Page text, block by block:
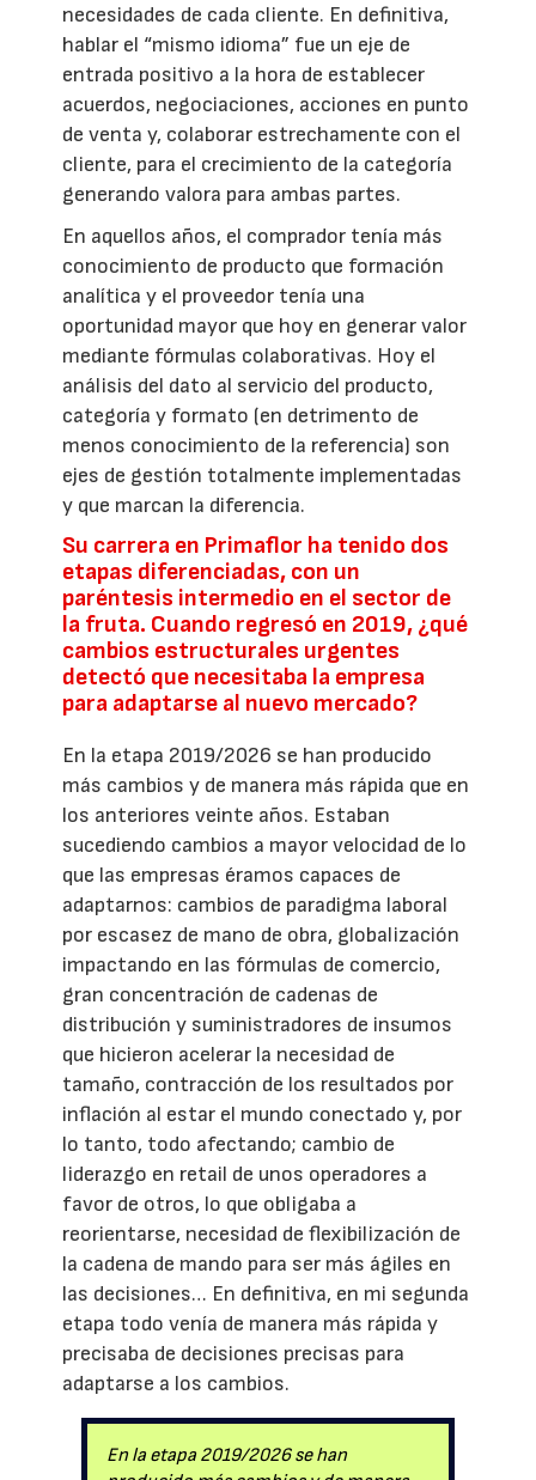
necesidades de cada cliente. En definitiva,
hablar el “mismo idioma” fue un eje de
entrada positivo a la hora de establecer
acuerdos, negociaciones, acciones en punto
de venta y, colaborar estrechamente con el
cliente, para el crecimiento de la categoría
generando valora para ambas partes.
En aquellos años, el comprador tenía más
conocimiento de producto que formación
analítica y el proveedor tenía una
oportunidad mayor que hoy en generar valor
mediante fórmulas colaborativas. Hoy el
análisis del dato al servicio del producto,
categoría y formato (en detrimento de
menos conocimiento de la referencia) son
ejes de gestión totalmente implementadas
y que marcan la diferencia.
Su carrera en Primaflor ha tenido dos
etapas diferenciadas, con un
paréntesis intermedio en el sector de
la fruta. Cuando regresó en 2019, ¿qué
cambios estructurales urgentes
detectó que necesitaba la empresa
para adaptarse al nuevo mercado?
En la etapa 2019/2026 se han producido
más cambios y de manera más rápida que en
los anteriores veinte años. Estaban
sucediendo cambios a mayor velocidad de lo
que las empresas éramos capaces de
adaptarnos: cambios de paradigma laboral
por escasez de mano de obra, globalización
impactando en las fórmulas de comercio,
gran concentración de cadenas de
distribución y suministradores de insumos
que hicieron acelerar la necesidad de
tamaño, contracción de los resultados por
inflación al estar el mundo conectado y, por
lo tanto, todo afectando; cambio de
liderazgo en retail de unos operadores a
favor de otros, lo que obligaba a
reorientarse, necesidad de flexibilización de
la cadena de mando para ser más ágiles en
las decisiones… En definitiva, en mi segunda
etapa todo venía de manera más rápida y
precisaba de decisiones precisas para
adaptarse a los cambios.
En la etapa 2019/2026 se han